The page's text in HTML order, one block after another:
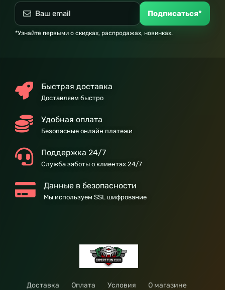
Подписаться*
*Узнайте первыми о скидках, распродажах, новинках.
Быстрая доставка
Доставляем быстро
Удобная оплата
Безопасные онлайн платежи
Поддержка 24/7
Служба заботы о клиентах 24/7
Данные в безопасности
Мы используем SSL шифрование
Доставка Оплата Условия
О магазине